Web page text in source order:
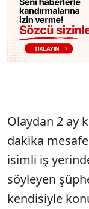
Olaydan 2 ay
dakika
isimli iş
söyleyen
kendisiyle